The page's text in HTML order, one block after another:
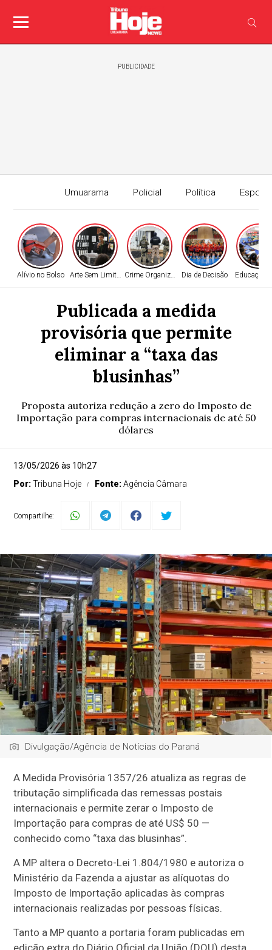
PUBLICIDADE
Umuarama Policial Política
Edição
Alívio no Bolso Arte Sem Limites Crime OrganizadoDia de Decisão Educação
Publicada a medida
provisória que permite
eliminar a “taxa das
blusinhas”
Proposta autoriza redução a zero do Imposto de
Importação para compras internacionais de até 50
dólares
13/05/2026 às 10h27
Por:Tribuna Hoje Fonte:Agência Câmara
Compartilhe:
Divulgação/Agência de Notícias do Paraná
A Medida Provisória 1357/26 atualiza as regras de
tributação simplificada das remessas postais
internacionais e permite zerar o Imposto de
Importação para compras de até US$ 50 —
conhecido como “taxa das blusinhas”.
A MP altera o Decreto-Lei 1.804/1980 e autoriza o
Ministério da Fazenda a ajustar as alíquotas do
Imposto de Importação aplicadas às compras
internacionais realizadas por pessoas físicas.
Tanto a MP quanto a portaria foram publicadas em
edição extra do Diário Oficial da União (DOU) desta